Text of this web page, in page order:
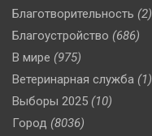
Благотворительность (2)
Благоустройство (686)
В мире (975)
Ветеринарная служба (1)
Выборы 2025 (10)
Город (8036)